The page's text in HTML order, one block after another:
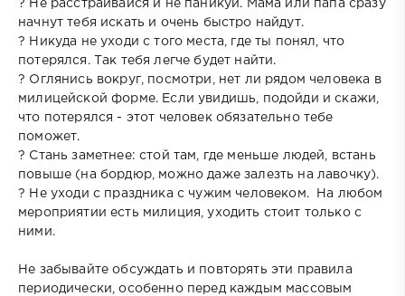
? Не расстраивайся и не паникуй. Мама или папа сразу
начнут тебя искать и очень быстро найдут.
? Никуда не уходи с того места, где ты понял, что
потерялся. Так тебя легче будет найти.
? Оглянись вокруг, посмотри, нет ли рядом человека в
милицейской форме. Если увидишь, подойди и скажи,
что потерялся - этот человек обязательно тебе
поможет.
? Стань заметнее: стой там, где меньше людей, встань
повыше (на бордюр, можно даже залезть на лавочку).
? Не уходи с праздника с чужим человеком. На любом
мероприятии есть милиция, уходить стоит только с
ними.
Не забывайте обсуждать и повторять эти правила
периодически, особенно перед каждым массовым